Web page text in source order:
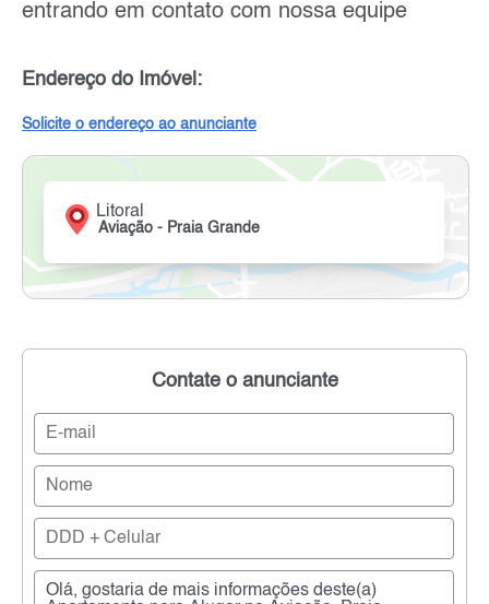
entrando em contato com nossa equipe
Endereço do Imóvel:
Solicite o endereço ao anunciante
Litoral
Aviação - Praia Grande
Contate o anunciante